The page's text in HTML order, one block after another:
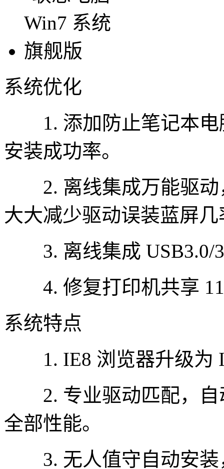
系统优化
1. 添加防止笔记本电
安装成功率。
2. 离线集成万能驱动
大大减少驱动误装蓝屏几
3. 离线集成 USB3.0/
4. 修复打印机共享
系统特点
1. IE8 浏览器升级为
2. 专业驱动匹配，自
全部性能。
3. 无人值守自动安装